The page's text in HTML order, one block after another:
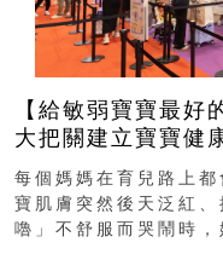
【給敏弱寶寶最好
大把關建立寶寶健
每個媽媽在育兒路上
寶肌膚突然後天泛紅
嚕」不舒服而哭鬧時